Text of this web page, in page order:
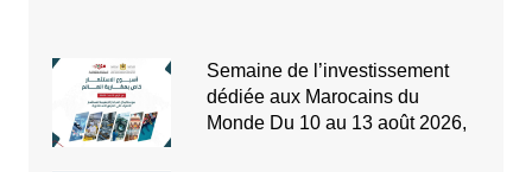
Semaine de l’investissement
dédiée aux Marocains du
Monde Du 10 au 13 août 2026,